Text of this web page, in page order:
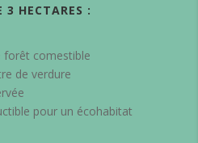
3 HECTARES :
forêt comestible
de verdure
pour un écohabitat